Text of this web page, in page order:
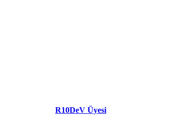
R10DeV Üyesi